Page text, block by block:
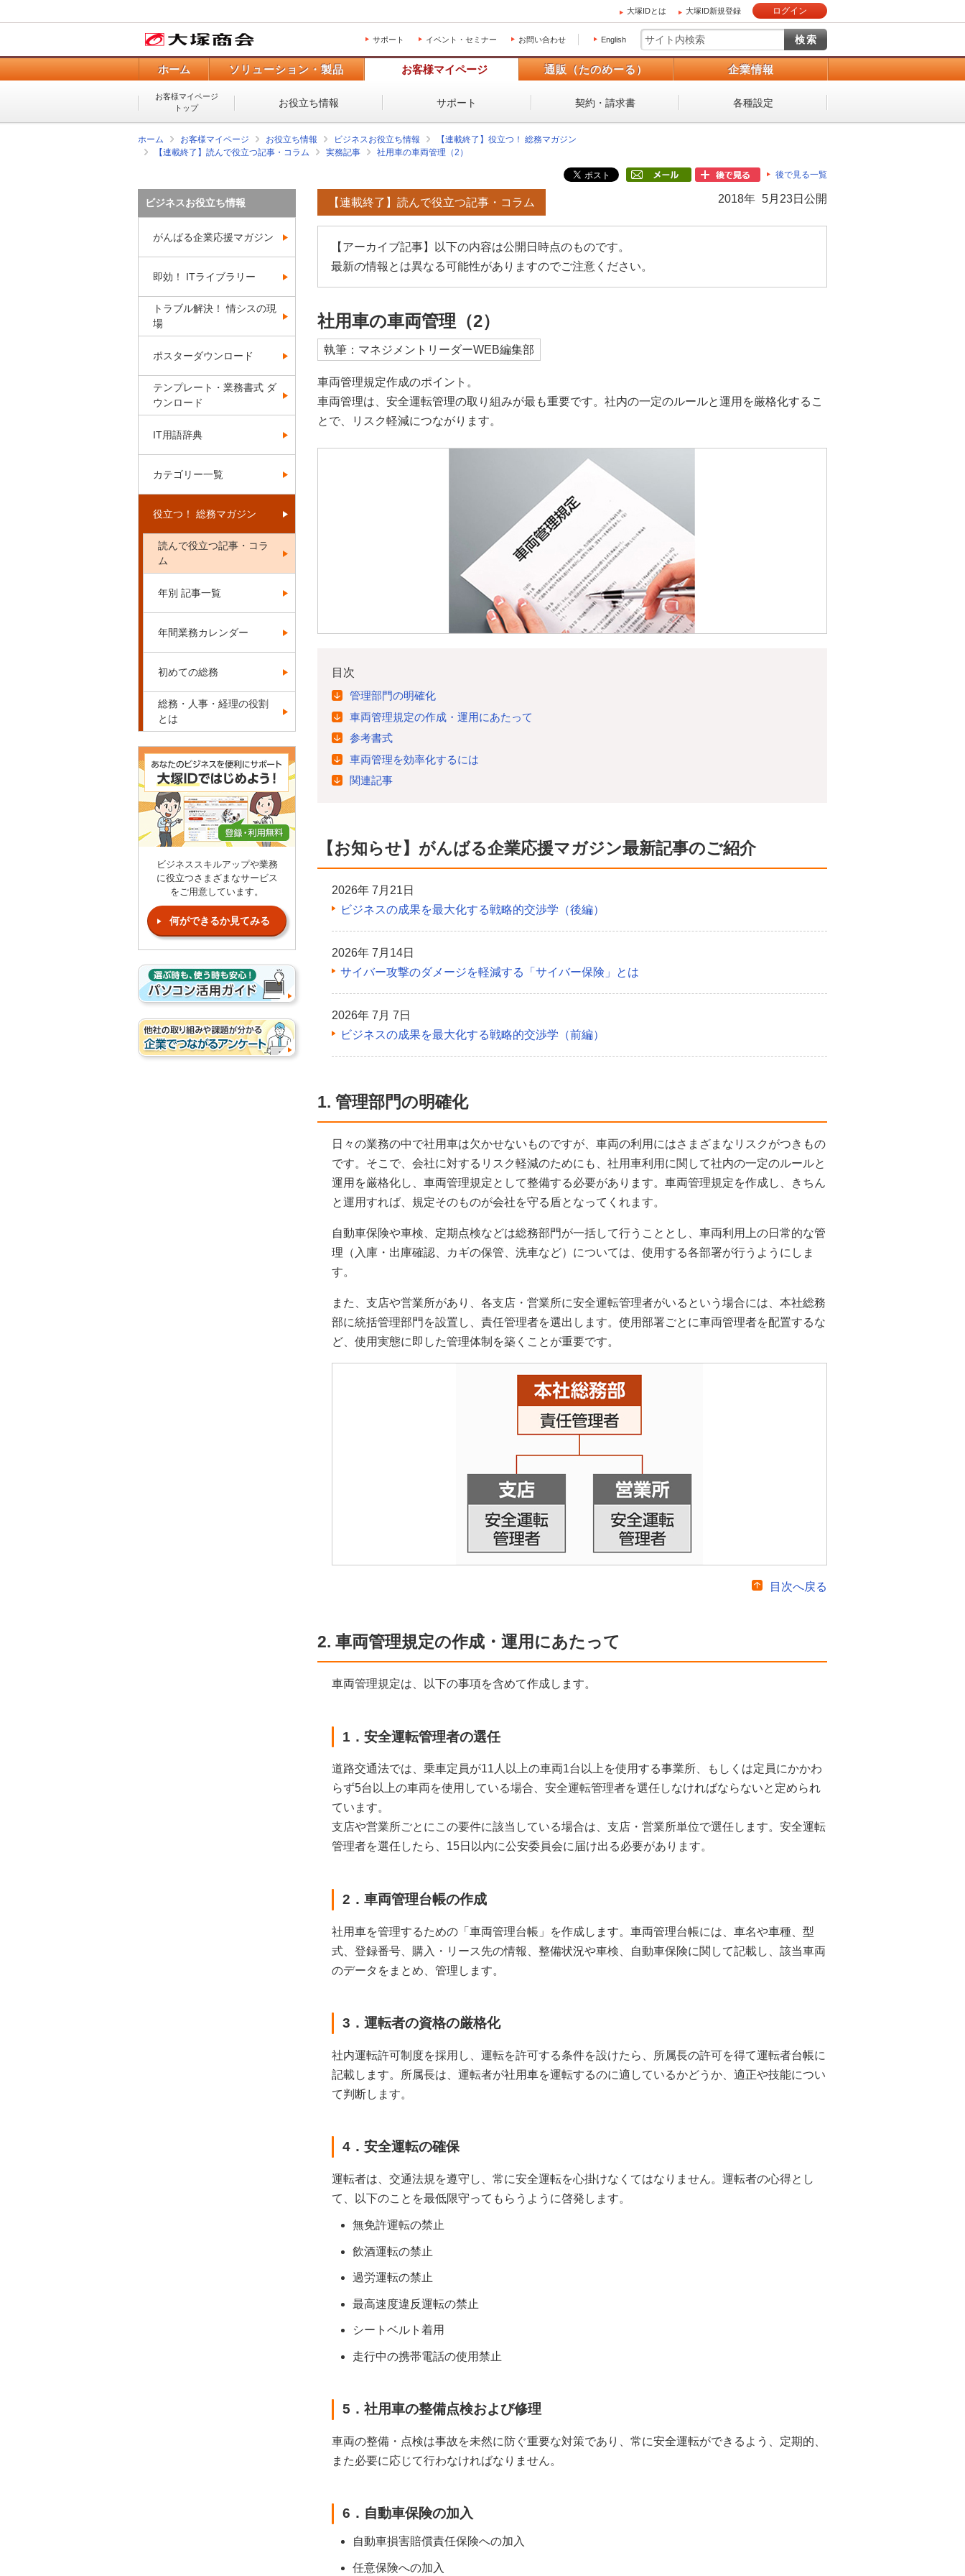
大塚IDとは 大塚ID新規登録 ログイン
サポート イベント・セミナー お問い合わせ English
ホーム ソリューション・製品 お客様マイページ 通販（たのめーる） 企業情報
お客様マイページ
トップ
お役立ち情報 サポート 契約・請求書 各種設定
ホーム お客様マイページ お役立ち情報 ビジネスお役立ち情報
【連載終了】役立つ！ 総務マガジン
【連載終了】読んで役立つ記事・コラム
実務記事 社用車の車両管理（2）
後で見る一覧
2018年 5月23日公開
【連載終了】読んで役立つ記事・コラム
【アーカイブ記事】以下の内容は公開日時点のものです。
最新の情報とは異なる可能性がありますのでご注意ください。
社用車の車両管理（2）
執筆：マネジメントリーダーWEB編集部
車両管理規定作成のポイント。
車両管理は、安全運転管理の取り組みが最も重要です。社内の一定のルールと運用を厳格化するこ
とで、リスク軽減につながります。
目次
管理部門の明確化
車両管理規定の作成・運用にあたって
参考書式
車両管理を効率化するには
関連記事
【お知らせ】がんばる企業応援マガジン最新記事のご紹介
2026年 7月21日
ビジネスの成果を最大化する戦略的交渉学（後編）
2026年 7月14日
サイバー攻撃のダメージを軽減する「サイバー保険」とは
2026年 7月 7日
ビジネスの成果を最大化する戦略的交渉学（前編）
1. 管理部門の明確化
日々の業務の中で社用車は欠かせないものですが、車両の利用にはさまざまなリスクがつきもの
です。そこで、会社に対するリスク軽減のためにも、社用車利用に関して社内の一定のルールと
運用を厳格化し、車両管理規定として整備する必要があります。車両管理規定を作成し、きちん
と運用すれば、規定そのものが会社を守る盾となってくれます。
自動車保険や車検、定期点検などは総務部門が一括して行うこととし、車両利用上の日常的な管
理（入庫・出庫確認、カギの保管、洗車など）については、使用する各部署が行うようにしま
す。
また、支店や営業所があり、各支店・営業所に安全運転管理者がいるという場合には、本社総務
部に統括管理部門を設置し、責任管理者を選出します。使用部署ごとに車両管理者を配置するな
ど、使用実態に即した管理体制を築くことが重要です。
目次へ戻る
2. 車両管理規定の作成・運用にあたって
車両管理規定は、以下の事項を含めて作成します。
1．安全運転管理者の選任
道路交通法では、乗車定員が11人以上の車両1台以上を使用する事業所、もしくは定員にかかわ
らず5台以上の車両を使用している場合、安全運転管理者を選任しなければならないと定められ
ています。
支店や営業所ごとにこの要件に該当している場合は、支店・営業所単位で選任します。安全運転
管理者を選任したら、15日以内に公安委員会に届け出る必要があります。
2．車両管理台帳の作成
社用車を管理するための「車両管理台帳」を作成します。車両管理台帳には、車名や車種、型
式、登録番号、購入・リース先の情報、整備状況や車検、自動車保険に関して記載し、該当車両
のデータをまとめ、管理します。
3．運転者の資格の厳格化
社内運転許可制度を採用し、運転を許可する条件を設けたら、所属長の許可を得て運転者台帳に
記載します。所属長は、運転者が社用車を運転するのに適しているかどうか、適正や技能につい
て判断します。
4．安全運転の確保
運転者は、交通法規を遵守し、常に安全運転を心掛けなくてはなりません。運転者の心得とし
て、以下のことを最低限守ってもらうように啓発します。
無免許運転の禁止
飲酒運転の禁止
過労運転の禁止
最高速度違反運転の禁止
シートベルト着用
走行中の携帯電話の使用禁止
5．社用車の整備点検および修理
車両の整備・点検は事故を未然に防ぐ重要な対策であり、常に安全運転ができるよう、定期的、
また必要に応じて行わなければなりません。
6．自動車保険の加入
自動車損害賠償責任保険への加入
任意保険への加入
ビジネスお役立ち情報
がんばる企業応援マガジン
即効！ ITライブラリー
トラブル解決！ 情シスの現
場
ポスターダウンロード
テンプレート・業務書式 ダ
ウンロード
IT用語辞典
カテゴリー一覧
役立つ！ 総務マガジン
読んで役立つ記事・コラ
ム
年別 記事一覧
年間業務カレンダー
初めての総務
総務・人事・経理の役割
とは
ビジネススキルアップや業務
に役立つさまざまなサービス
をご用意しています。
何ができるか見てみる